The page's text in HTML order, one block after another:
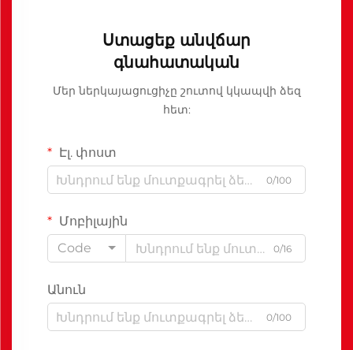
Ստացեք անվճար
գնահատական
Մեր ներկայացուցիչը շուտով կկապվի ձեզ
հետ:
Էլ. փոստ
0/100
Մոբիլային
Code
0/16
Անուն
0/100